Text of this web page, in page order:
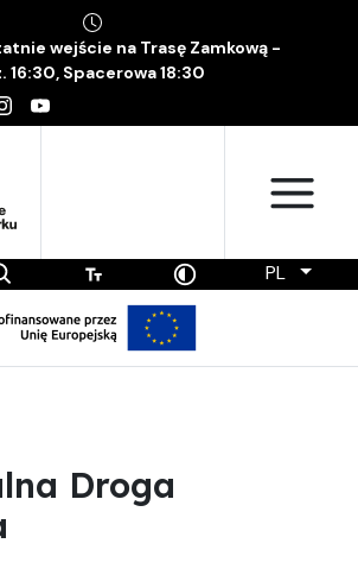
wejście na Trasę Zamkową -
Spacerowa 18:30
PL
Droga